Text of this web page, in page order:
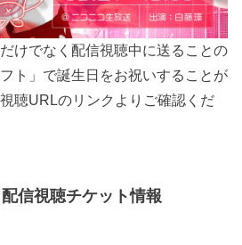
けでなく配信視聴中に送ることの
ト」で誕生日をお祝いすることが
聴URLのリンクよりご確認くだ
信視聴チケット情報